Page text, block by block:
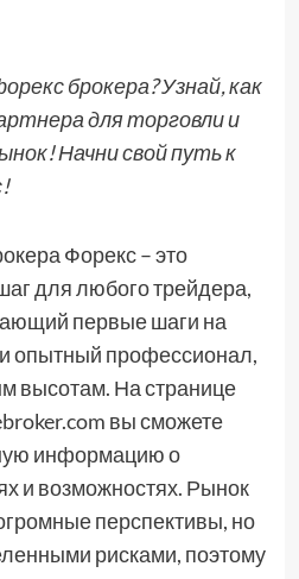
брокера? Узнай, как
для торговли и
Начни свой путь к
Форекс – это
для любого трейдера,
первые шаги на
опытный профессионал,
высотам. На странице
вы сможете
информацию о
и возможностях. Рынок
перспективы, но
рисками, поэтому